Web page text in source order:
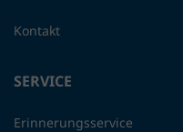
Kontakt
SERVICE
Erinnerungsservice